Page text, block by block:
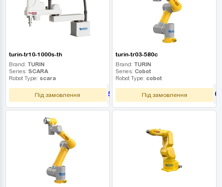
turin-tr10-1000s-th
Brand: TURIN
Series: SCARA
Robot Type: scara
Під замовлення 585 000 UAH
turin-tr03-580c
Brand: TURIN
Series: Cobot
Robot Type: cobot
Під замовлення